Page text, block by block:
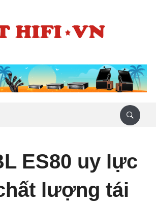
ES80 uy lực
lượng tái